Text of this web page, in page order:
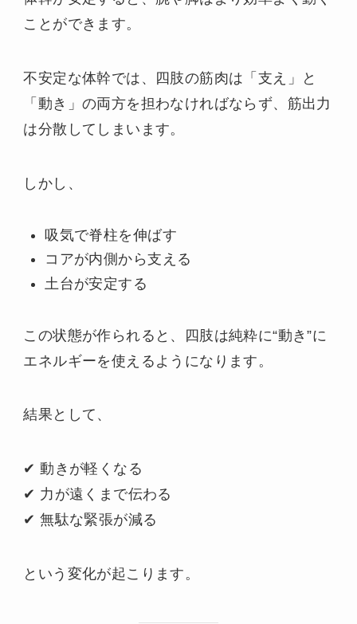
ことができます。
不安定な体幹では、四肢の筋肉は「支え」と
「動き」の両方を担わなければならず、筋出力
は分散してしまいます。
しかし、
吸気で脊柱を伸ばす
コアが内側から支える
土台が安定する
この状態が作られると、四肢は純粋に“動き”に
エネルギーを使えるようになります。
結果として、
✔ 動きが軽くなる
✔ 力が遠くまで伝わる
✔ 無駄な緊張が減る
という変化が起こります。